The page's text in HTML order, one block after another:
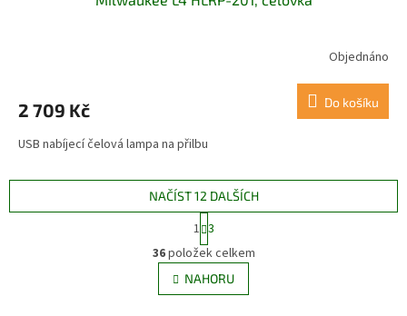
Objednáno
2 709 Kč Do košíku
USB nabíjecí čelová lampa na přilbu
O
v
l
á
NAČÍST 12 DALŠÍCH
S
t
r
á
n
k
1 3
36položek celkem
NAHORU